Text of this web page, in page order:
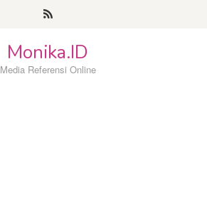
Monika.ID
Media Referensi Online